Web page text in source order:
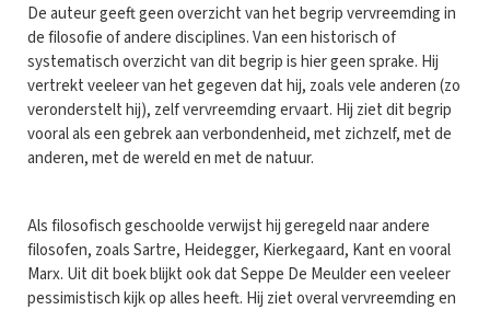
De auteur geeft geen overzicht van het begrip vervreemding in
de filosofie of andere disciplines. Van een historisch of
systematisch overzicht van dit begrip is hier geen sprake. Hij
vertrekt veeleer van het gegeven dat hij, zoals vele anderen (zo
veronderstelt hij), zelf vervreemding ervaart. Hij ziet dit begrip
vooral als een gebrek aan verbondenheid, met zichzelf, met de
anderen, met de wereld en met de natuur.
Als filosofisch geschoolde verwijst hij geregeld naar andere
filosofen, zoals Sartre, Heidegger, Kierkegaard, Kant en vooral
Marx. Uit dit boek blijkt ook dat Seppe De Meulder een veeleer
pessimistisch kijk op alles heeft. Hij ziet overal vervreemding en